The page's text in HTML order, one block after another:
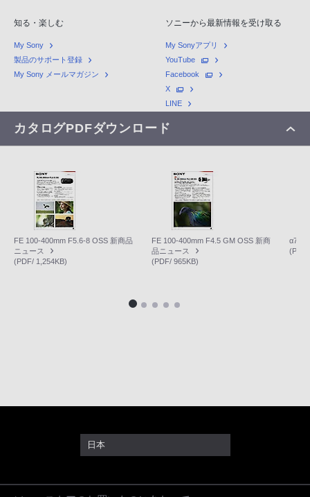
知る・楽しむ
My Sony
製品のサポート登録
My Sony メールマガジン
ソニーから最新情報を受け取る
My Sonyアプリ
YouTube
Facebook
X
LINE
カタログPDFダウンロード
FE 100-400mm F5.6-8 OSS 新商品
ニュース
(PDF/ 1,254KB)
FE 100-400mm F4.5 GM OSS 新商
品ニュース
(PDF/ 965KB)
α7R
日本